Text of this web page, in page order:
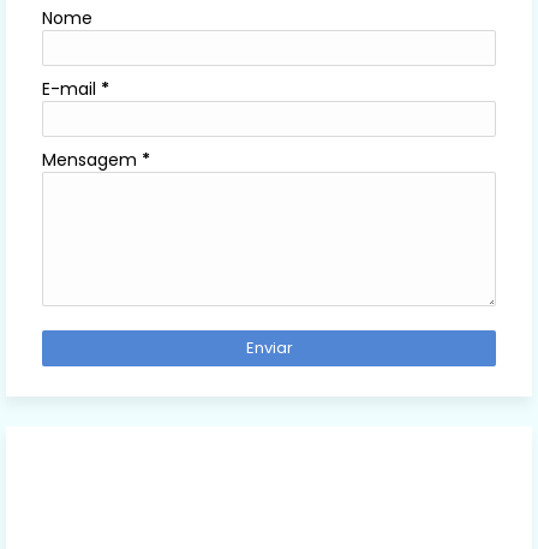
Nome
E-mail *
Mensagem *